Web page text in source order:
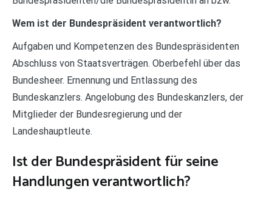
Wem ist der Bundespräsident verantwortlich?
Aufgaben und Kompetenzen des Bundespräsidenten
Abschluss von Staatsverträgen. Oberbefehl über das
Bundesheer. Ernennung und Entlassung des
Bundeskanzlers. Angelobung des Bundeskanzlers, der
Mitglieder der Bundesregierung und der
Landeshauptleute.
Ist der Bundespräsident für seine
Handlungen verantwortlich?